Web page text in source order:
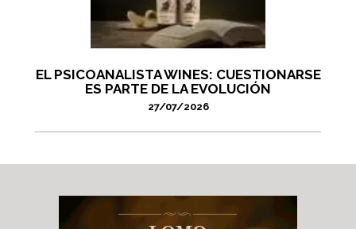
EL PSICOANALISTA WINES: CUESTIONARSE
ES PARTE DE LA EVOLUCIÓN
27/07/2026